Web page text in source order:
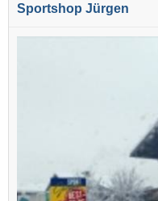
Sportshop Jürgen